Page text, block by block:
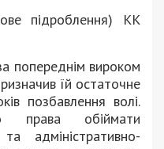
підроблення) КК
попереднім вироком
їй остаточне
позбавлення волі.
права обіймати
та адміністративно-